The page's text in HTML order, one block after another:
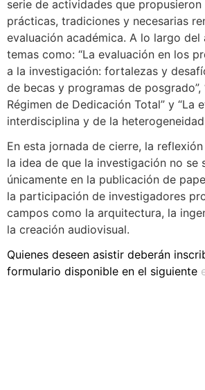
serie de actividades que propusieron
prácticas, tradiciones y necesarias
evaluación académica. A lo largo del
temas como: “La evaluación en los
a la investigación: fortalezas y
de becas y programas de posgrado”,
Régimen de Dedicación Total” y “La
interdisciplina y de la heterogeneidad
En esta jornada de cierre, la
la idea de que la investigación no se
únicamente en la publicación de
la participación de investigadores
campos como la arquitectura, la
la creación audiovisual.
Quienes deseen asistir deberán
formulario disponible en el siguiente